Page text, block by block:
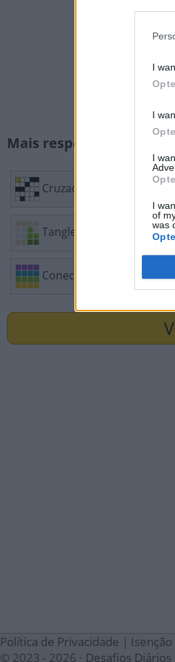
I
I
I
I
of
was
Mais respostas de
Cruzadinha
Tangle
Conectado
Política de Privacidade |
© 2023 - 2026 · Desafios Diários